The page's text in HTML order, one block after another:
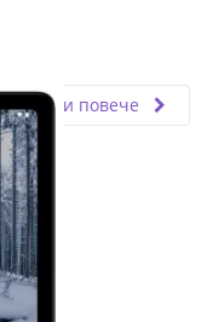
Прочети повече